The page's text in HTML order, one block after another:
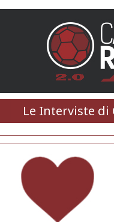
Le Interviste di